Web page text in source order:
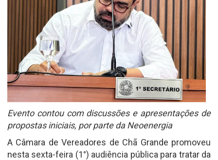
Evento contou com discussões e apresentações de
propostas iniciais, por parte da Neoenergia
A Câmara de Vereadores de Chã Grande promoveu
nesta sexta-feira (1°) audiência pública para tratar da